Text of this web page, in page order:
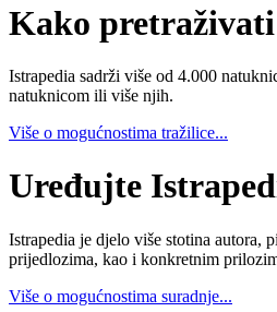
Kako pretraživati
Istrapedia sadrži više od 4.000
natuknicom ili više njih.
Više o mogućnostima tražilice...
Uređujte
Istrapedia je djelo više stotina autora,
prijedlozima, kao i konkretnim
Više o mogućnostima suradnje...